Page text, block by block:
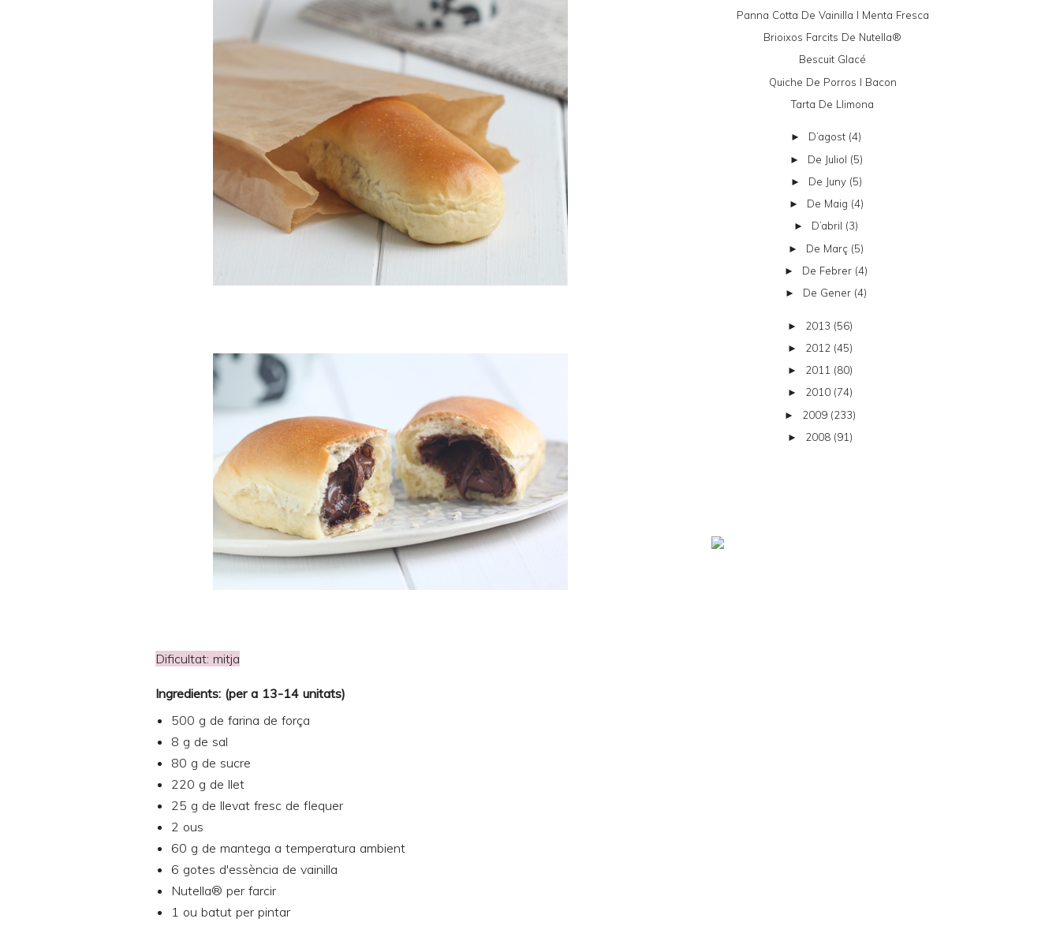
Dificultat: mitja
Ingredients: (per a 13-14 unitats)
500 g de farina de força
8 g de sal
80 g de sucre
220 g de llet
25 g de llevat fresc de flequer
2 ous
60 g de mantega a temperatura ambient
6 gotes d'essència de vainilla
Nutella® per farcir
1 ou batut per pintar
Panna Cotta De Vainilla I Menta Fresca
Brioixos Farcits De Nutella®
Bescuit Glacé
Quiche De Porros I Bacon
Tarta De Llimona
► D’agost (4)
► De Juliol (5)
► De Juny (5)
► De Maig (4)
► D’abril (3)
► De Març (5)
► De Febrer (4)
► De Gener (4)
► 2013 (56)
► 2012 (45)
► 2011 (80)
► 2010 (74)
► 2009 (233)
► 2008 (91)